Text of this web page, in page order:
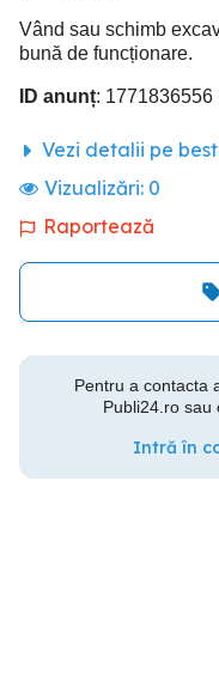
Vând sau schimb
bună de funcționare.
ID anunț: 1771836556
Vezi detalii pe
Vizualizări: 0
Raportează
Pentru a contacta
Publi24.ro sau
Intră în